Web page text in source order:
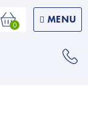
Nákupní
košík